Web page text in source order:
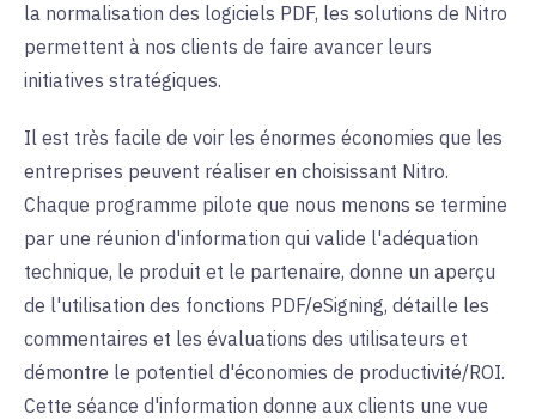
la normalisation des logiciels PDF, les solutions de Nitro
permettent à nos clients de faire avancer leurs
initiatives stratégiques.
Il est très facile de voir les énormes économies que les
entreprises peuvent réaliser en choisissant Nitro.
Chaque programme pilote que nous menons se termine
par une réunion d'information qui valide l'adéquation
technique, le produit et le partenaire, donne un aperçu
de l'utilisation des fonctions PDF/eSigning, détaille les
commentaires et les évaluations des utilisateurs et
démontre le potentiel d'économies de productivité/ROI.
Cette séance d'information donne aux clients une vue